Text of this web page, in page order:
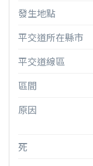
發生地點
平交道所在縣市
平交道線區
區間
原因
死